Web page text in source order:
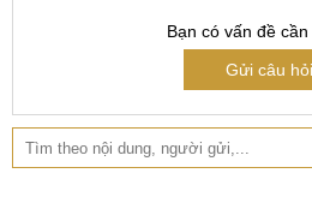
Trải qua thời gian dài sử
thoại Xiaomi POCO F6 đã
Dấu hiệu cần thay mặt
Bạn có vấn đề
Gửi câu hỏi